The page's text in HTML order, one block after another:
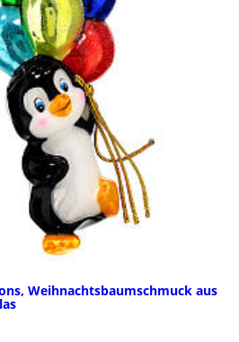
Weihnachtsbaumschmuck aus